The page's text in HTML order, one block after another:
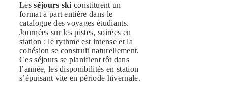
Lesséjours ski constituent un
format à part entière dans le
catalogue des voyages étudiants.
Journées sur les pistes, soirées en
station : le rythme est intense et la
cohésion se construit naturellement.
Ces séjours se planifient tôt dans
l’année, les disponibilités en station
s’épuisant vite en période hivernale.